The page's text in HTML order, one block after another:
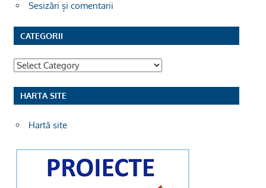
Sesizări și comentarii
CATEGORII
Categorii
HARTA SITE
Hartă site